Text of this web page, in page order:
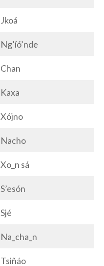
Jkoá
Ng’íó’nde
Chan
Kaxa
Xójno
Nacho
Xo_n sá
S’esón
Sjé
Na_cha_n
Tsiñáo